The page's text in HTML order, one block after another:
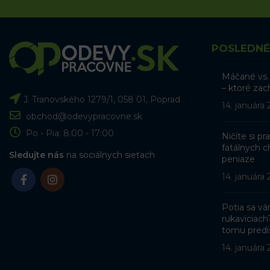
J. Tranovského 1279/1, 058 01, Poprad
obchod@odevypracovne.sk
Po - Pia: 8:00 - 17:00
Sledujte nás na sociálnych sieťach
Máčané
– ktoré
14. januára
Ničíte si
fatálnych
peniaze
14. januára
Potia sa
tomu
14. januára